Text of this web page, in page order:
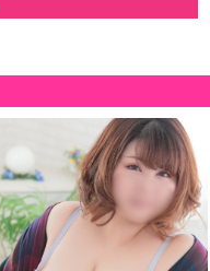
、
も
と思います。
！！
[07/30 00:00]